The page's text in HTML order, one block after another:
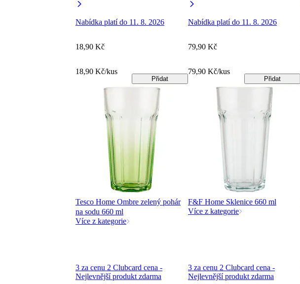
Nabídka platí do 11. 8. 2026
18,90 Kč
18,90 Kč/kus
Přidat
Nabídka platí do 11. 8. 2026
79,90 Kč
79,90 Kč/kus
Přidat
Tesco Home Ombre zelený pohár
na sodu 660 ml
Více z kategorie
3 za cenu 2 Clubcard cena -
Nejlevnější produkt zdarma
F&F Home Sklenice 660 ml
Více z kategorie
3 za cenu 2 Clubcard cena -
Nejlevnější produkt zdarma